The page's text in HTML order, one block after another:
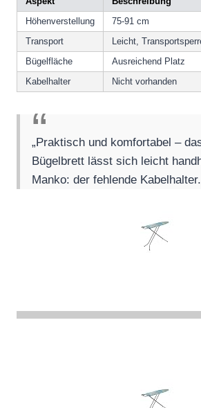
Höhenverstellung
75-91 cm
Transport
Leicht,
Bügelfläche
Ausreichend Platz
Kabelhalter
Nicht vorhanden
„Praktisch und komfortabel –
Bügelbrett lässt sich leicht
Manko: der fehlende